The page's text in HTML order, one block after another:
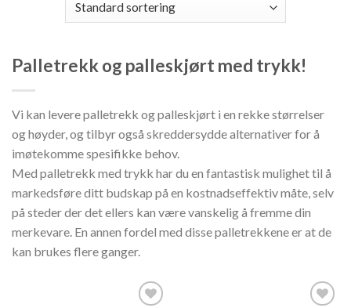
Palletrekk og palleskjørt med trykk!
Vi kan levere palletrekk og palleskjørt i en rekke størrelser
og høyder, og tilbyr også skreddersydde alternativer for å
imøtekomme spesifikke behov.
Med palletrekk med trykk har du en fantastisk mulighet til å
markedsføre ditt budskap på en kostnadseffektiv måte, selv
på steder der det ellers kan være vanskelig å fremme din
merkevare. En annen fordel med disse palletrekkene er at de
kan brukes flere ganger.